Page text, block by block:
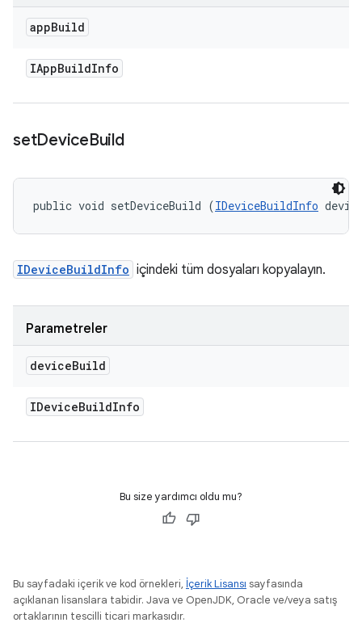
appBuild
IAppBuildInfo
setDeviceBuild
public void setDeviceBuild (IDeviceBuildInfo
IDeviceBuildInfo içindeki tüm dosyaları kopyalayın.
Parametreler
deviceBuild
IDeviceBuildInfo
Bu size yardımcı oldu mu?
Bu sayfadaki içerik ve kod örnekleri, İçerik Lisansı sayfasında
açıklanan lisanslara tabidir. Java ve OpenJDK, Oracle ve/veya satış
ortaklarının tescilli ticari markasıdır.